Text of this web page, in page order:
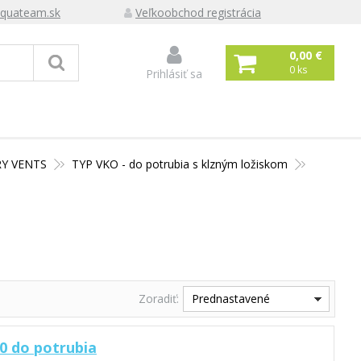
Veľkoobchod registrácia
Prihlásiť sa
0,00 €
0 ks
VENTS
TYP VKO - do potrubia s klzným ložiskom
Zoradiť: Prednastavené
do potrubia